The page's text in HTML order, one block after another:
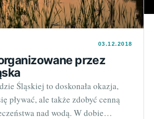
03.12.2018
przez
Śląskiej to doskonała okazja,
pływać, ale także zdobyć cenną
nad wodą. W dobie…